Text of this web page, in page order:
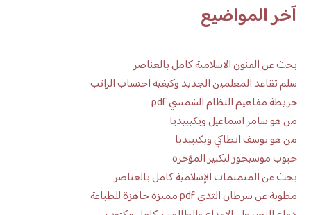
آخر المواضيع
بحث عن الفنون الاسلامية كامل بالعناصر
سلم تقاعد المعلمين الجديد وكيفية احتساب الراتب
خريطة مفاهيم النظام الشمسي pdf
من هو سامر اسماعيل ويكيبيديا
من هو يوسف انطاكي ويكيبيديا
حبوب موسيجور لتكبير المؤخرة
بحث عن المنمنمات الإسلامية كامل بالعناصر
مطوية عن سرطان الثدي pdf مميزة جاهزة للطباعة